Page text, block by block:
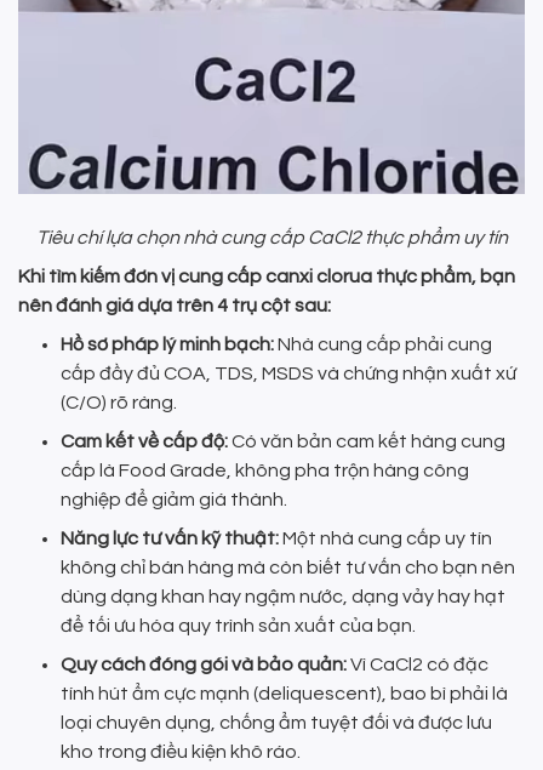
Tiêu chí lựa chọn nhà cung cấp CaCl2 thực phẩm uy tín
Khi tìm kiếm đơn vị cung cấp canxi clorua thực phẩm, bạn
nên đánh giá dựa trên 4 trụ cột sau:
Hồ sơ pháp lý minh bạch:Nhà cung cấp phải cung
cấp đầy đủ COA, TDS, MSDS và chứng nhận xuất xứ
(C/O) rõ ràng.
Cam kết về cấp độ:Có văn bản cam kết hàng cung
cấp là Food Grade, không pha trộn hàng công
nghiệp để giảm giá thành.
Năng lực tư vấn kỹ thuật:Một nhà cung cấp uy tín
không chỉ bán hàng mà còn biết tư vấn cho bạn nên
dùng dạng khan hay ngậm nước, dạng vảy hay hạt
để tối ưu hóa quy trình sản xuất của bạn.
Quy cách đóng gói và bảo quản:Vì CaCl2 có đặc
tính hút ẩm cực mạnh (deliquescent), bao bì phải là
loại chuyên dụng, chống ẩm tuyệt đối và được lưu
kho trong điều kiện khô ráo.